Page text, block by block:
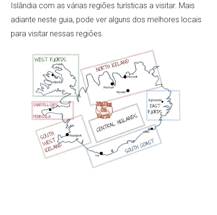
Islândia com as várias regiões turísticas a visitar. Mais
adiante neste guia, pode ver alguns dos melhores locais
para visitar nessas regiões.